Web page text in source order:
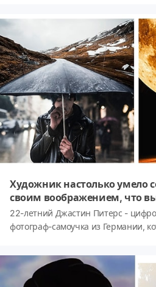
Художник настолько умело
своим воображением, что
поверите в реальность его
22-летний Джастин Питерс -
фотограф-самоучка из Германии,
фоторедактора Фотошоп. В итоге
завораживающие картины, в мир
погрузиться с головой.'Всё, что